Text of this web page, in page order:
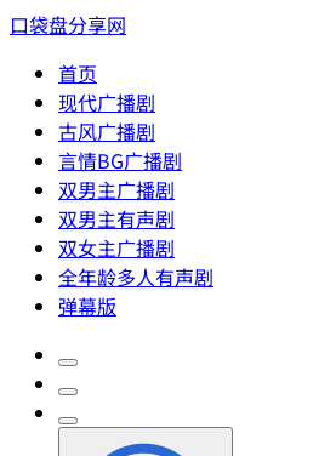
口袋盘分享网
首页
现代广播剧
古风广播剧
言情BG广播剧
双男主广播剧
双男主有声剧
双女主广播剧
全年龄多人有声剧
弹幕版